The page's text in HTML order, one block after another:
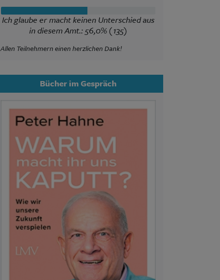
Ich glaube er macht keinen Unterschied aus
in diesem Amt.: 56,0% (135)
Allen Teilnehmern einen herzlichen Dank!
Bücher im Gespräch